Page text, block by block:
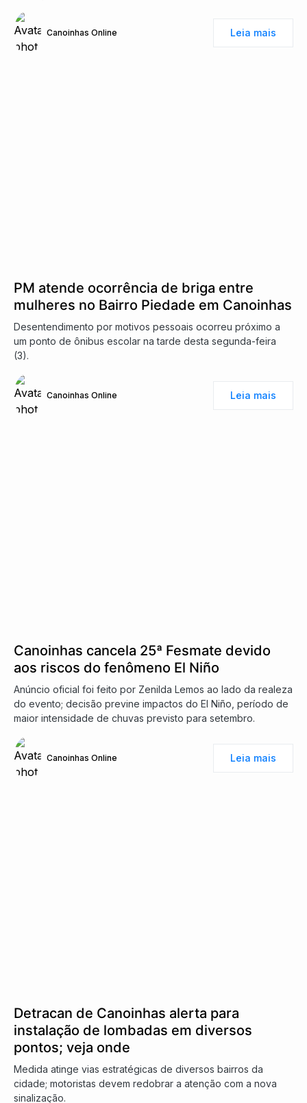
Canoinhas Online Leia mais
PM atende ocorrência de briga entre
mulheres no Bairro Piedade em Canoinhas
Desentendimento por motivos pessoais ocorreu próximo a
um ponto de ônibus escolar na tarde desta segunda-feira
(3).
Canoinhas Online Leia mais
Canoinhas cancela 25ª Fesmate devido
aos riscos do fenômeno El Niño
Anúncio oficial foi feito por Zenilda Lemos ao lado da realeza
do evento; decisão previne impactos do El Niño, período de
maior intensidade de chuvas previsto para setembro.
Canoinhas Online Leia mais
Detracan de Canoinhas alerta para
instalação de lombadas em diversos
pontos; veja onde
Medida atinge vias estratégicas de diversos bairros da
cidade; motoristas devem redobrar a atenção com a nova
sinalização.